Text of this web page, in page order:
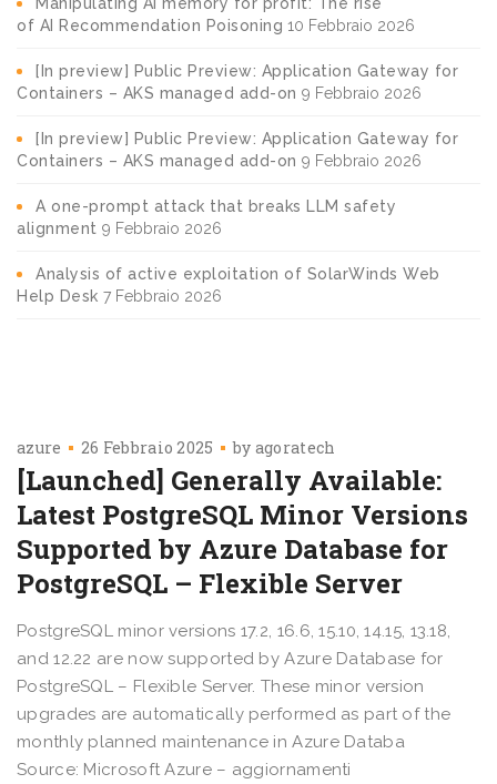
of AI Recommendation Poisoning 10 Febbraio 2026
[In preview] Public Preview: Application Gateway for
Containers – AKS managed add-on 9 Febbraio 2026
[In preview] Public Preview: Application Gateway for
Containers – AKS managed add-on 9 Febbraio 2026
A one-prompt attack that breaks LLM safety
alignment 9 Febbraio 2026
Analysis of active exploitation of SolarWinds Web
Help Desk 7 Febbraio 2026
azure 26 Febbraio 2025 by agoratech
[Launched] Generally Available:
Latest PostgreSQL Minor Versions
Supported by Azure Database for
PostgreSQL – Flexible Server
PostgreSQL minor versions 17.2, 16.6, 15.10, 14.15, 13.18,
and 12.22 are now supported by Azure Database for
PostgreSQL – Flexible Server. These minor version
upgrades are automatically performed as part of the
monthly planned maintenance in Azure Databa
Source: Microsoft Azure – aggiornamenti